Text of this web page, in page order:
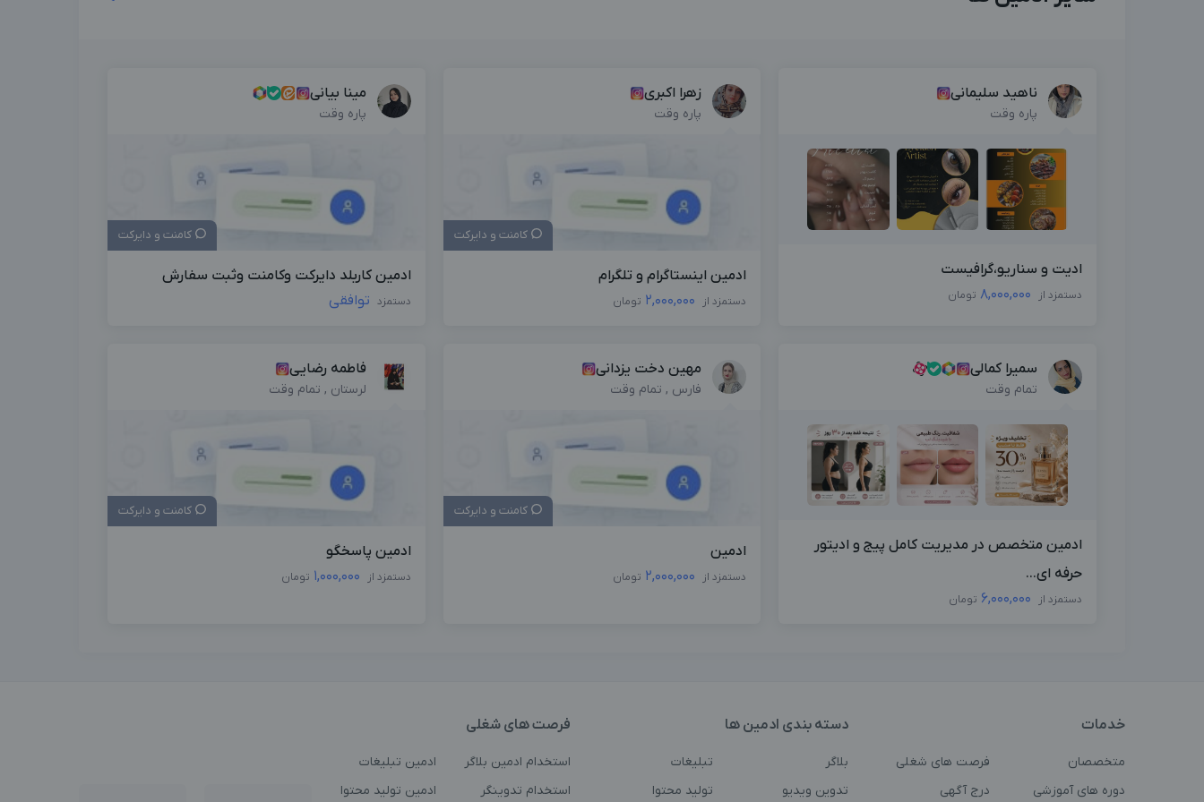
ناهید سلیمانی
پاره وقت
ادیت و سناریو،گرافیست
دستمزد از 8,000,000 تومان
زهرا اکبری
پاره وقت
کامنت و دایرکت
ادمین اینستاگرام و تلگرام
دستمزد از 2,000,000 تومان
مینا بیانی
پاره وقت
کامنت و دایرکت
ادمین کاربلد دایرکت وکامنت وثبت سفارش
دستمزد توافقی
سمیرا کمالی
تمام وقت
ادمین متخصص در مدیریت کامل پیج و ادیتور
حرفه ای...
دستمزد از 6,000,000 تومان
مهین دخت یزدانی
فارس , تمام وقت
کامنت و دایرکت
ادمین
دستمزد از 2,000,000 تومان
فاطمه رضایی
لرستان , تمام وقت
کامنت و دایرکت
ادمین پاسخگو
دستمزد از 1,000,000 تومان
خدمات
متخصصان
فرصت های شغلی
دوره های آموزشی
درج آگهی
دسته بندی ادمین ها
بلاگر
تبلیغات
تدوین ویدیو
تولید محتوا
فرصت های شغلی
استخدام ادمین بلاگر
ادمین تبلیغات
استخدام تدوینگر
ادمین تولید محتوا